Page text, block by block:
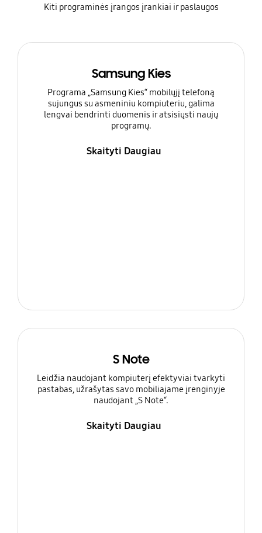
Kiti programinės įrangos įrankiai ir paslaugos
Samsung Kies
Programa „Samsung Kies“ mobilųjį telefoną
sujungus su asmeniniu kompiuteriu, galima
lengvai bendrinti duomenis ir atsisiųsti naujų
programų.
Skaityti Daugiau
S Note
Leidžia naudojant kompiuterį efektyviai tvarkyti
pastabas, užrašytas savo mobiliajame įrenginyje
naudojant „S Note“.
Skaityti Daugiau